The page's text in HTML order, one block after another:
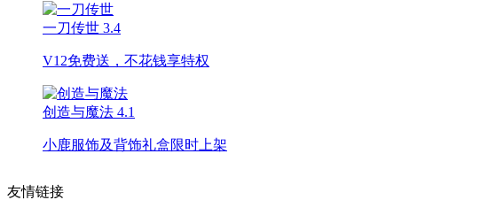
一刀传世 3.4
V12免费送，不花钱享特权
创造与魔法 4.1
小鹿服饰及背饰礼盒限时上架
友情链接